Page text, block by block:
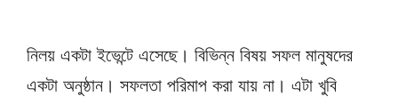
নিলয় একটা ইভেন্টে এসেছে। বিভিন্ন বিষয় সফল মানুষদের
একটা অনুষ্ঠান। সফলতা পরিমাপ করা যায় না। এটা খুবি